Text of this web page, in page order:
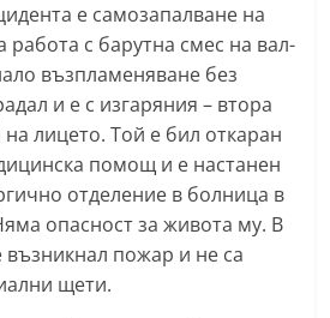
е самозапалване на
с барутна смес на вал-
възпламеняване без
и е с изгаряния – втора
на лицето. Той е бил откаран
помощ и е настанен
отделение в болница в
опасност за живота му. В
пожар и не са
щети.